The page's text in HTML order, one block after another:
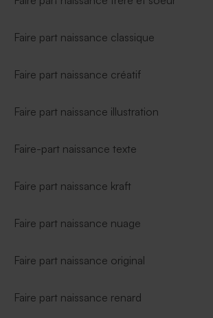
Faire part naissance classique
Faire part naissance créatif
Faire part naissance illustration
Faire-part naissance texte
Faire part naissance kraft
Faire part naissance nuage
Faire part naissance original
Faire part naissance renard